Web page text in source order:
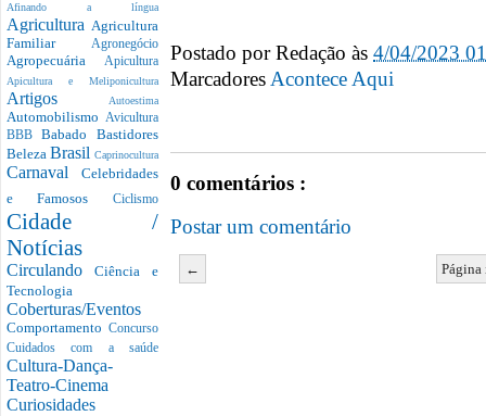
Afinando a língua
Agricultura Agricultura
Familiar Agronegócio
Agropecuária Apicultura
Apicultura e Meliponicultura
Artigos Autoestima
Automobilismo Avicultura
BBBBabado Bastidores
Beleza Brasil Caprinocultura
Carnaval Celebridades
e Famosos Ciclismo
Cidade /
Notícias
CirculandoCiência e
Tecnologia
Coberturas/Eventos
Comportamento Concurso
Cuidados com a saúde
Cultura-Dança-
Teatro-Cinema
Curiosidades
Postado porRedação às 4/04/2023
MarcadoresAcontece Aqui
0 comentários :
Postar um comentário
←